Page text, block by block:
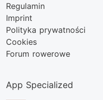
Regulamin
Imprint
Polityka prywatności
Cookies
Forum rowerowe
App Specialized